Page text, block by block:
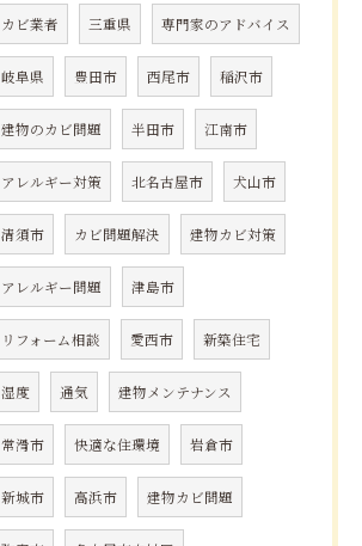
カビ業者 三重県 専門家のアドバイス
岐阜県 豊田市 西尾市 稲沢市
建物のカビ問題 半田市 江南市
アレルギー対策 北名古屋市 犬山市
清須市 カビ問題解決 建物カビ対策
アレルギー問題 津島市
リフォーム相談 愛西市 新築住宅
湿度 通気 建物メンテナンス
常滑市 快適な住環境 岩倉市
新城市 高浜市 建物カビ問題